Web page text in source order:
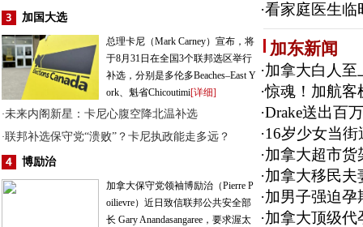
加国大选
总理卡尼（Mark Carney）宣布，将
于8月31日在全国3个联邦选区举行
补选，分别是多伦多Beaches–East Y
ork、魁省Chicoutimi[详细]
·未来内阁新星：卡尼心腹空降北温补选
·联邦补选保守党“溃败”？卡尼执政能走多远？
博励治
加拿大保守党领袖博励治（Pierre P
oilievre）近日致信联邦公共安全部
长 Gary Anandasangaree，要求渥太
·看家庭医生临
加东新闻
·加拿大白人至
·惊魂！加航客
·Drake送出百
·16岁少女当
·加拿大超市货
·加拿大移民夫
·加男子强迫孕
·加拿大顶级代